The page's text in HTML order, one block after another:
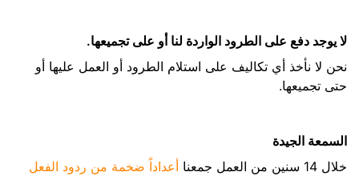
لا يوجد دفع على الطرود الواردة لنا أو على تجميعها.
نحن لا نأخذ أي تكاليف على استلام الطرود أو العمل عليها أو
حتى تجميعها.
السمعة الجيدة
خلال 14 سنين من العمل جمعنا
أعداداً ضخمة من ردود الفعل